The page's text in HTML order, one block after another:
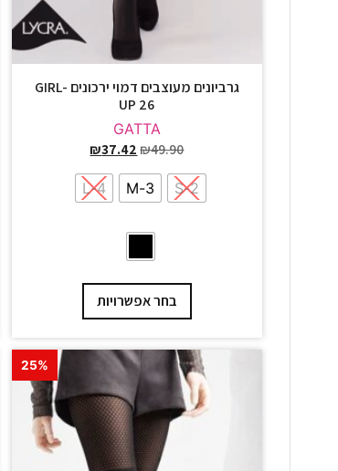
גרביונים מעוצבים דמוי ירכונים GIRL-
UP 26
GATTA
₪49.90
₪37.42
2-S
3-M
4-L
בחר אפשרויות
25%